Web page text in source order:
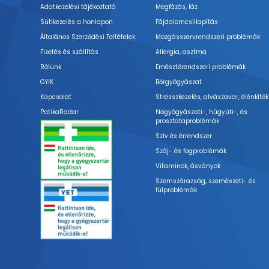
Adatkezelési tájékoztató
Sütikezelés a honlapon
Általános Szerződési Feltételek
Fizetés és szállítás
Rólunk
GYIK
Kapcsolat
PatikaRadar
Megfázás, láz
Fájdalomcsillapítás
Mozgásszervrendszeri problémák
Allergia, asztma
Emésztőrendszeri problémák
Bőrgyógyászat
Stresszkezelés, alvászavar, élénkítők
Nőgyógyászati-, húgyúti-, és
prosztataproblémák
Szív és érrendszer
Száj- és fogproblémák
Vitaminok, ásványok
Szemszárazság, szemészeti- és
fülproblémák